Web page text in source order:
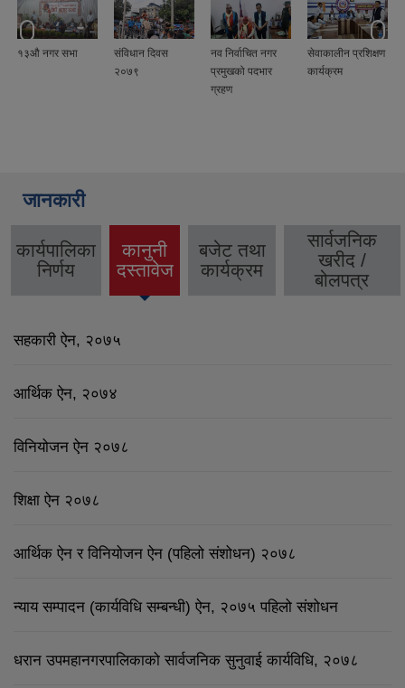
१३औ नगर सभा
संविधान दिवस
२०७९
नव निर्वाचित नगर
प्रमुखको पदभार
ग्रहण
सेवाकालीन प्रशिक्षण
कार्यक्रम
जानकारी
कार्यपालिका
निर्णय
कानुनी
दस्तावेज
(active
बजेट तथा
कार्यक्रम
सार्वजनिक
खरीद /
बोलपत्र
सहकारी ऐन, २०७५
आर्थिक ऐन, २०७४
विनियोजन ऐन २०७८
शिक्षा ऐन २०७८
आर्थिक ऐन र विनियोजन ऐन (पहिलो संशोधन) २०७८
न्याय सम्पादन (कार्यविधि सम्बन्धी) ऐन, २०७५ पहिलो संशोधन
धरान उपमहानगरपालिकाको सार्वजनिक सुनुवाई कार्यविधि, २०७८